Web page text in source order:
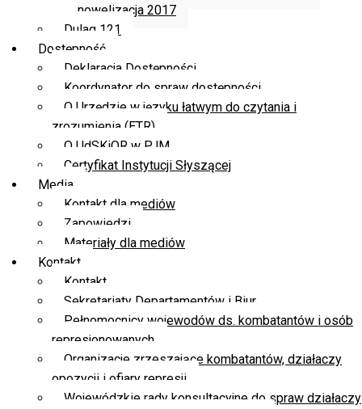
nowelizacja 2017
Dulag 121
Dostępność
Deklaracja Dostępności
Koordynator do spraw dostępności
O Urzędzie w języku łatwym do czytania i
zrozumienia (ETR)
O UdSKiOR w PJM
Certyfikat Instytucji Słyszącej
Media
Kontakt dla mediów
Zapowiedzi
Materiały dla mediów
Kontakt
Kontakt
Sekretariaty Departamentów i Biur
Pełnomocnicy wojewodów ds. kombatantów i osób
represjonowanych
Organizacje zrzeszające kombatantów, działaczy
opozycji i ofiary represji
Wojewódzkie rady konsultacyjne do spraw działaczy